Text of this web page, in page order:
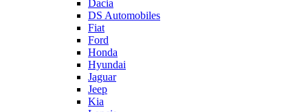
Dacia
DS Automobiles
Fiat
Ford
Honda
Hyundai
Jaguar
Jeep
Kia